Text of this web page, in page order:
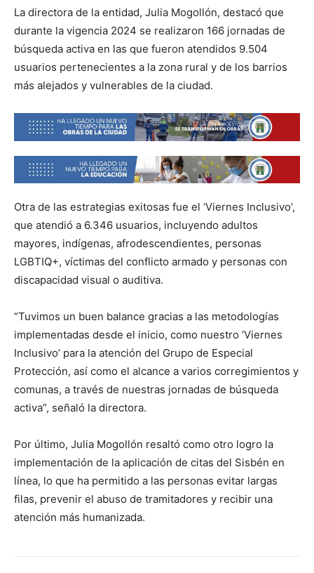
La directora de la entidad, Julia Mogollón, destacó que
durante la vigencia 2024 se realizaron 166 jornadas de
búsqueda activa en las que fueron atendidos 9.504
usuarios pertenecientes a la zona rural y de los barrios
más alejados y vulnerables de la ciudad.
Otra de las estrategias exitosas fue el ‘Viernes Inclusivo’,
que atendió a 6.346 usuarios, incluyendo adultos
mayores, indígenas, afrodescendientes, personas
LGBTIQ+, víctimas del conflicto armado y personas con
discapacidad visual o auditiva.
“Tuvimos un buen balance gracias a las metodologías
implementadas desde el inicio, como nuestro ‘Viernes
Inclusivo’ para la atención del Grupo de Especial
Protección, así como el alcance a varios corregimientos y
comunas, a través de nuestras jornadas de búsqueda
activa”, señaló la directora.
Por último, Julia Mogollón resaltó como otro logro la
implementación de la aplicación de citas del Sisbén en
línea, lo que ha permitido a las personas evitar largas
filas, prevenir el abuso de tramitadores y recibir una
atención más humanizada.